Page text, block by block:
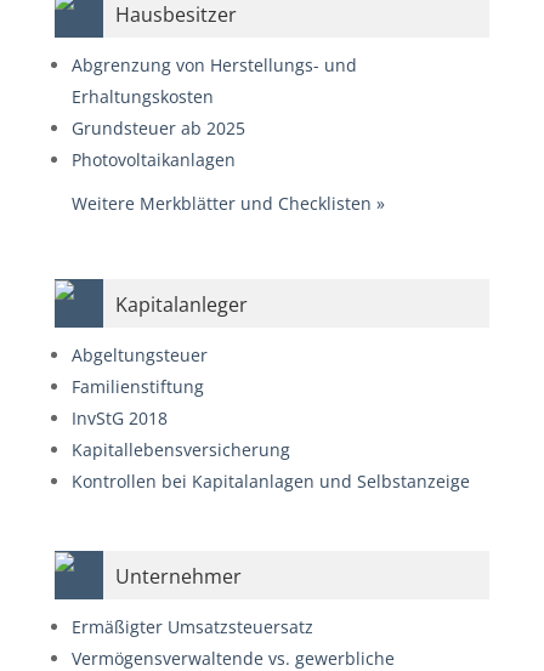
Hausbesitzer
Abgrenzung von Herstellungs- und
Erhaltungskosten
Grundsteuer ab 2025
Photovoltaikanlagen
Weitere Merkblätter und Checklisten »
Kapitalanleger
Abgeltungsteuer
Familienstiftung
InvStG 2018
Kapitallebensversicherung
Kontrollen bei Kapitalanlagen und Selbstanzeige
Unternehmer
Ermäßigter Umsatzsteuersatz
Vermögensverwaltende vs. gewerbliche